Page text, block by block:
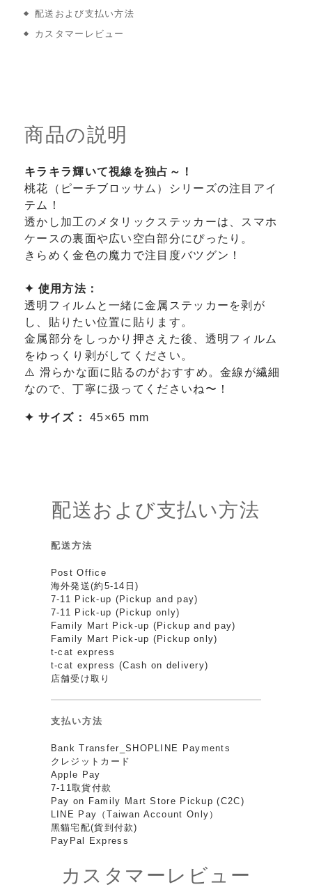
配送および支払い方法
カスタマーレビュー
商品の説明
キラキラ輝いて視線を独占～！
桃花（ピーチブロッサム）シリーズの注目アイ
テム！
透かし加工のメタリックステッカーは、スマホ
ケースの裏面や広い空白部分にぴったり。
きらめく金色の魔力で注目度バツグン！
✦ 使用方法：
透明フィルムと一緒に金属ステッカーを剥が
し、貼りたい位置に貼ります。
金属部分をしっかり押さえた後、透明フィルム
をゆっくり剥がしてください。
⚠️ 滑らかな面に貼るのがおすすめ。金線が繊細
なので、丁寧に扱ってくださいね〜！
✦ サイズ： 45×65 mm
配送および支払い方法
配送方法
Post Office
海外発送(約5-14日)
7-11 Pick-up (Pickup and pay)
7-11 Pick-up (Pickup only)
Family Mart Pick-up (Pickup and pay)
Family Mart Pick-up (Pickup only)
t-cat express
t-cat express (Cash on delivery)
店舗受け取り
支払い方法
Bank Transfer_SHOPLINE Payments
クレジットカード
Apple Pay
7-11取貨付款
Pay on Family Mart Store Pickup (C2C)
LINE Pay（Taiwan Account Only）
黑貓宅配(貨到付款)
PayPal Express
カスタマーレビュー